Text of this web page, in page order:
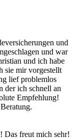
und
und war
und ich habe
sie mir vorgestellt
lief problemlos
der ich schnell an
Empfehlung!
Das freut mich sehr!